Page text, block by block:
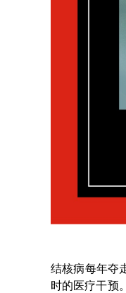
结核病每年夺
时的医疗干预